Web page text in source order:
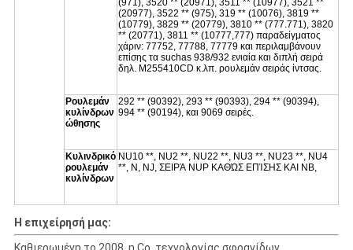
(971), 3520 ** (20971), 3511 ** (10977), 3521 **
(20977), 3522 ** (975), 319 ** (10076), 3819 **
(10779), 3829 ** (20779), 3810 ** (777.771), 3820
** (20771), 3811 ** (10777,777) παραδείγματος
χάριν: 77752, 77788, 77779 και περιλαμβάνουν
επίσης τα suchas 938/932 ενιαία και διπλή σειρά
δηλ. M255410CD κ.λπ. ρουλεμάν σειράς ίντσας.
Ρουλεμάν
κυλίνδρων
ώθησης
292 ** (90392), 293 ** (90393), 294 ** (90394),
994 ** (90194), και 9069 σειρές.
Κυλινδρικό
ρουλεμάν
κυλίνδρων
NU10 **, NU2 **, NU22 **, NU3 **, NU23 **, NU4
**, Ν, NJ, ΣΕΙΡΆ NUP ΚΑΘΏΣ ΕΠΊΣΗΣ ΚΑΙ NB,
Η επιχείρησή μας: